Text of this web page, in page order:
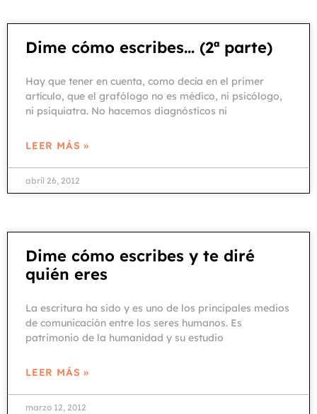
Dime cómo escribes… (2ª parte)
Hay que tener en cuenta, como decía en el primer
artículo, que el grafólogo no es médico, ni psicólogo,
ni psiquiatra. No hacemos diagnósticos ni
LEER MÁS »
abril 26, 2012
Dime cómo escribes y te diré
quién eres
La escritura ha sido y es uno de los principales medios
de comunicación entre los seres humanos. Es
patrimonio de la humanidad y su estudio
LEER MÁS »
marzo 12, 2012